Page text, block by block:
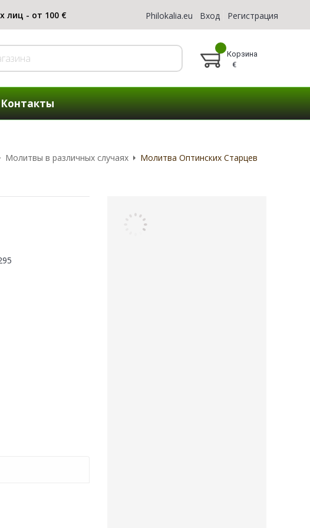
Philokalia.eu Вход Регистрация
Корзина
€
Контакты
Молитвы в различных случаях Молитва Оптинских Старцев